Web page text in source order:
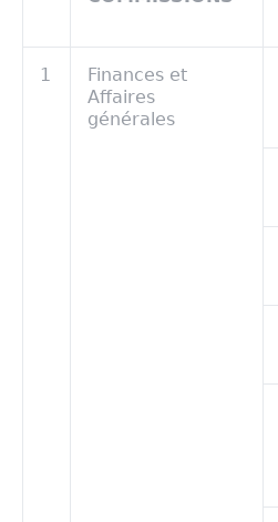
1
Finances et
Affaires
générales